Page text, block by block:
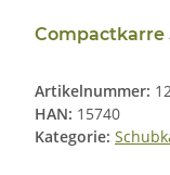
Compactkarre
Artikelnummer:
HAN: 15740
Kategorie: